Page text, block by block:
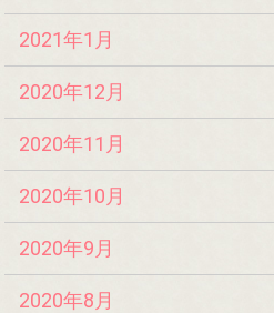
2021年1月
2020年12月
2020年11月
2020年10月
2020年9月
2020年8月